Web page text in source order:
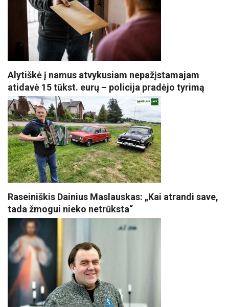
Alytiškė į namus atvykusiam nepažįstamajam
atidavė 15 tūkst. eurų – policija pradėjo tyrimą
Raseiniškis Dainius Maslauskas: „Kai atrandi save,
tada žmogui nieko netrūksta“